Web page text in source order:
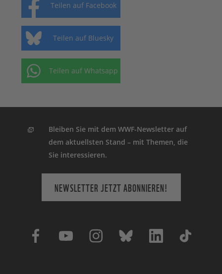
Teilen auf Facebook
Teilen auf Bluesky
Teilen auf Whatsapp
Bleiben Sie mit dem WWF-Newsletter auf
dem aktuellsten Stand – mit Themen, die
Sie interessieren.
NEWSLETTER JETZT ABONNIEREN!